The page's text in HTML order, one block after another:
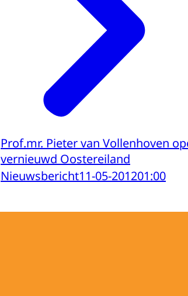
Prof.mr. Pieter van Vollenhoven
vernieuwd Oostereiland
Nieuwsbericht11-05-201201:00